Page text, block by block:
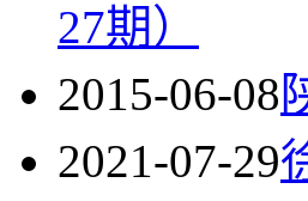
27期）
2015-06-08
2021-07-29